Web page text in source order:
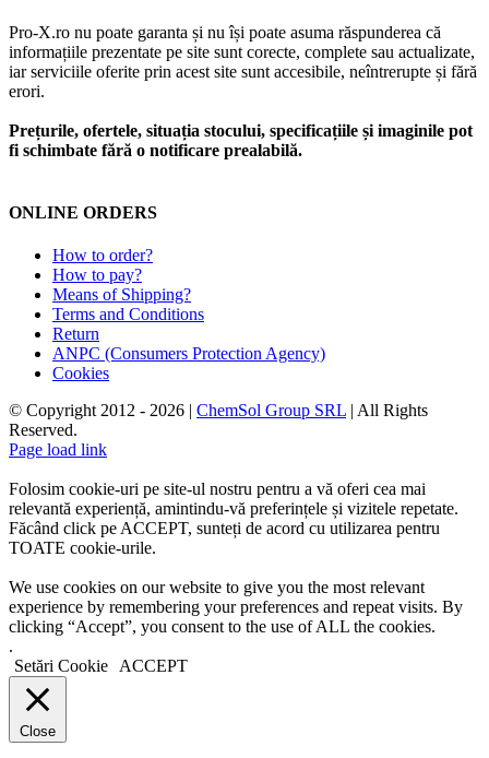
Pro-X.ro nu poate garanta și nu își poate asuma răspunderea că
informațiile prezentate pe site sunt corecte, complete sau actualizate,
iar serviciile oferite prin acest site sunt accesibile, neîntrerupte și fără
erori.
Prețurile, ofertele, situația stocului, specificațiile și imaginile pot
fi schimbate fără o notificare prealabilă.
ONLINE ORDERS
How to order?
How to pay?
Means of Shipping?
Terms and Conditions
Return
ANPC (Consumers Protection Agency)
Cookies
© Copyright 2012 - 2026 | ChemSol Group SRL | All Rights
Reserved.
Page load link
Folosim cookie-uri pe site-ul nostru pentru a vă oferi cea mai
relevantă experiență, amintindu-vă preferințele și vizitele repetate.
Făcând click pe ACCEPT, sunteți de acord cu utilizarea pentru
TOATE cookie-urile.
We use cookies on our website to give you the most relevant
experience by remembering your preferences and repeat visits. By
clicking “Accept”, you consent to the use of ALL the cookies.
.
Setări Cookie
ACCEPT
Close